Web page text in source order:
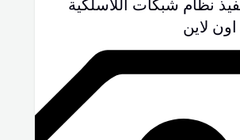
نظام شبكات اللاسلكية
لاين